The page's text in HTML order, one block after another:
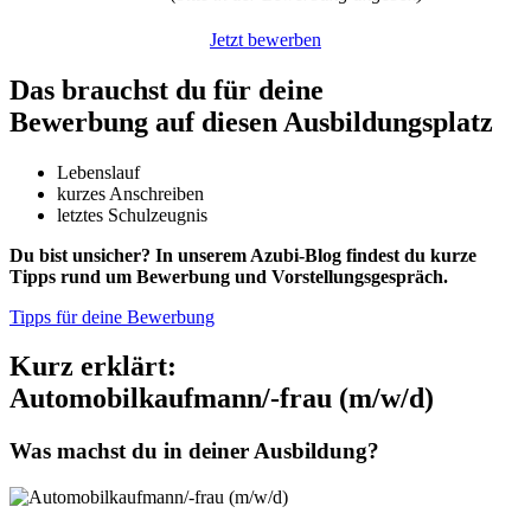
Jetzt bewerben
Das brauchst du für deine
Bewerbung auf diesen Ausbildungsplatz
Lebenslauf
kurzes Anschreiben
letztes Schulzeugnis
Du bist unsicher? In unserem Azubi-Blog findest du kurze
Tipps rund um Bewerbung und Vorstellungsgespräch.
Tipps für deine Bewerbung
Kurz erklärt:
Automobilkaufmann/-frau (m/w/d)
Was machst du in deiner Ausbildung?